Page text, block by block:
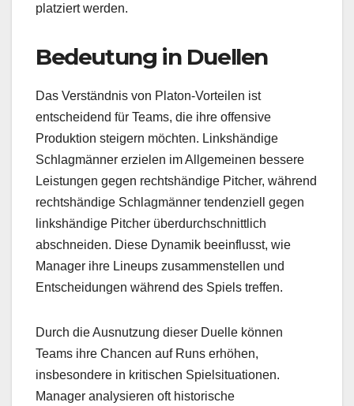
platziert werden.
Bedeutung in Duellen
Das Verständnis von Platon-Vorteilen ist
entscheidend für Teams, die ihre offensive
Produktion steigern möchten. Linkshändige
Schlagmänner erzielen im Allgemeinen bessere
Leistungen gegen rechtshändige Pitcher, während
rechtshändige Schlagmänner tendenziell gegen
linkshändige Pitcher überdurchschnittlich
abschneiden. Diese Dynamik beeinflusst, wie
Manager ihre Lineups zusammenstellen und
Entscheidungen während des Spiels treffen.
Durch die Ausnutzung dieser Duelle können
Teams ihre Chancen auf Runs erhöhen,
insbesondere in kritischen Spielsituationen.
Manager analysieren oft historische